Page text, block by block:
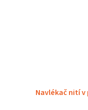
Navlékač nití